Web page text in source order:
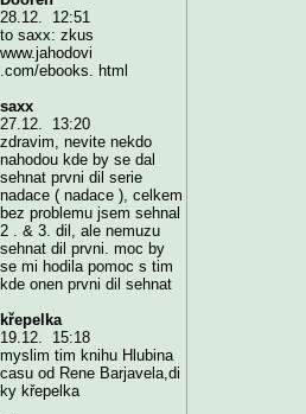
28.12. 12:51
to saxx: zkus
www.jahodovi
.com/ebooks. html
saxx
27.12. 13:20
zdravim, nevite nekdo
nahodou kde by se dal
sehnat prvni dil serie
nadace ( nadace ), celkem
bez problemu jsem sehnal
2 . & 3. dil, ale nemuzu
sehnat dil prvni. moc by
se mi hodila pomoc s tim
kde onen prvni dil sehnat
křepelka
19.12. 15:18
myslim tim knihu Hlubina
casu od Rene Barjavela,di
ky křepelka